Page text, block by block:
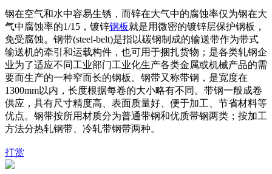
钢在空气和水中容易生锈，而锌在大气中的腐蚀率仅为钢在大
气中腐蚀率的1/15，镀锌钢板就是用微密的镀锌层保护钢板，
免受腐蚀。钢带(steel-belt)是指以碳钢制成的输送带作为带式
输送机的牵引和运载构件，也可用于捆扎货物；是各类轧钢企
业为了适应不同工业部门工业化生产各类金属或机械产品的需
要而生产的一种窄而长的钢板。钢带又称带钢，是宽度在
1300mm以内，长度根据每卷的大小略有不同。带钢一般成卷
供应，具有尺寸精度高、表面质量好、便于加工、节省材料等
优点。钢带按所用材质分为普通带钢和优质带钢两类；按加工
方法分热轧钢带、冷轧带钢带两种。
打赏